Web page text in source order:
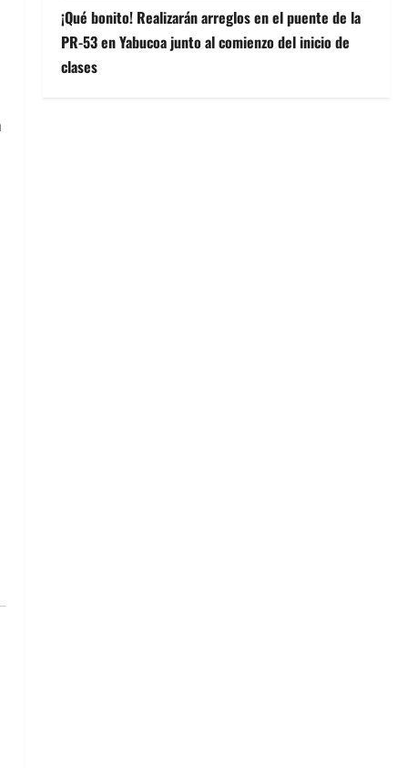
¡Qué bonito! Realizarán arreglos en el puente de la
PR-53 en Yabucoa junto al comienzo del inicio de
clases